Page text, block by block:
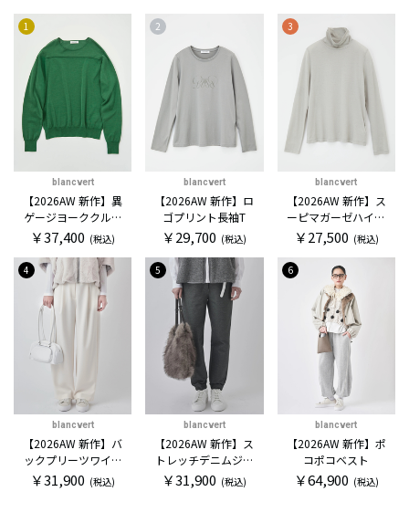
1
blancvert
【2026AW 新作】異
ゲージヨーククルー
セーター
￥37,400 (税込)
2
blancvert
【2026AW 新作】ロ
ゴプリント長袖T
￥29,700 (税込)
3
blancvert
【2026AW 新作】ス
ーピマガーゼハイネ
ックカットソー
￥27,500 (税込)
4
blancvert
【2026AW 新作】バ
ックプリーツワイド
パンツ
￥31,900 (税込)
5
blancvert
【2026AW 新作】ス
トレッチデニムジョ
ガー
￥31,900 (税込)
6
blancvert
【2026AW 新作】ポ
コポコベスト
￥64,900 (税込)